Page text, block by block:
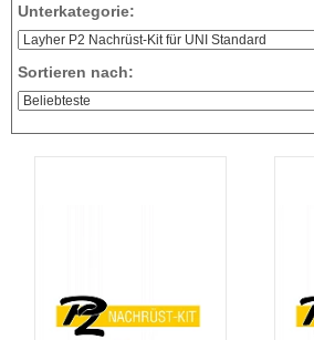
Unterkategorie:
Sortieren nach: